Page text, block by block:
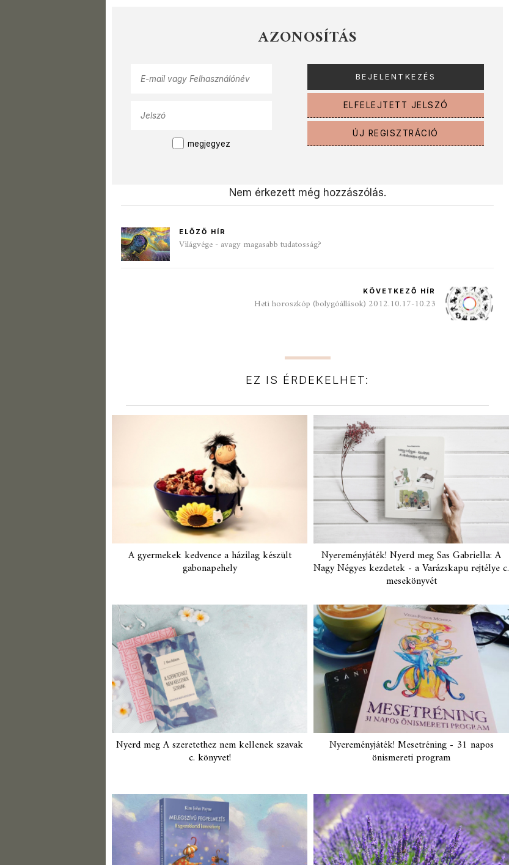
AZONOSÍTÁS
megjegyez
ELFELEJTETT JELSZÓ
ÚJ REGISZTRÁCIÓ
Nem érkezett még hozzászólás.
ELŐZŐ HÍR
Világvége - avagy magasabb tudatosság?
KÖVETKEZŐ HÍR
Heti horoszkóp (bolygóállások) 2012.10.17-10.23
EZ IS ÉRDEKELHET:
A gyermekek kedvence a házilag készült
gabonapehely
Nyereményjáték! Nyerd meg Sas Gabriella: A
Nagy Négyes kezdetek - a Varázskapu rejtélye c.
mesekönyvét
Nyerd meg A szeretethez nem kellenek szavak
c. könyvet!
Nyereményjáték! Mesetréning - 31 napos
önismereti program